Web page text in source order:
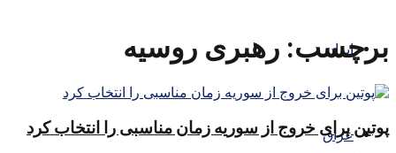
ایران
عراق
برچسب: رهبری روسیه
پوتین برای خروج از سوریه زمان مناسبی را انتخاب کرد